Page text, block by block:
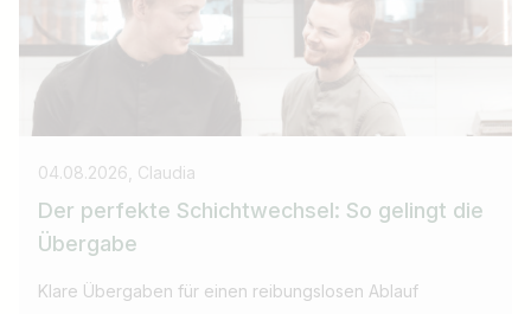
04.08.2026, Claudia
Der perfekte Schichtwechsel: So gelingt die
Übergabe
Klare Übergaben für einen reibungslosen Ablauf